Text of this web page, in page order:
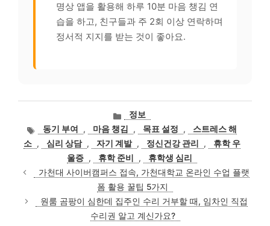
명상 앱을 활용해 하루 10분 마음 챙김 연
습을 하고, 친구들과 주 2회 이상 연락하며
정서적 지지를 받는 것이 좋아요.
카
테
고
리
정보
태동기 부여 , 마음 챙김 , 목표 설정 ,
스트레스 해
소 , 심리 상담 , 자기 계발 , 정신건강 관리 ,
휴학 우
울증 , 휴학 준비 ,
휴학생 심리
가천대 사이버캠퍼스 접속, 가천대학교 온라인 수업 플랫
폼 활용 꿀팁 5가지
원룸 곰팡이 심한데 집주인 수리 거부할 때, 임차인 직접
수리권 알고 계신가요?